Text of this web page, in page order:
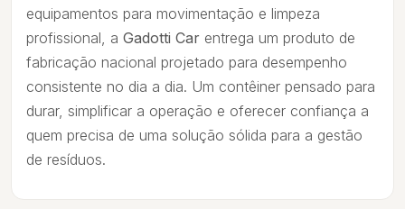
equipamentos para movimentação e limpeza
profissional, a Gadotti Car entrega um produto de
fabricação nacional projetado para desempenho
consistente no dia a dia. Um contêiner pensado para
durar, simplificar a operação e oferecer confiança a
quem precisa de uma solução sólida para a gestão
de resíduos.